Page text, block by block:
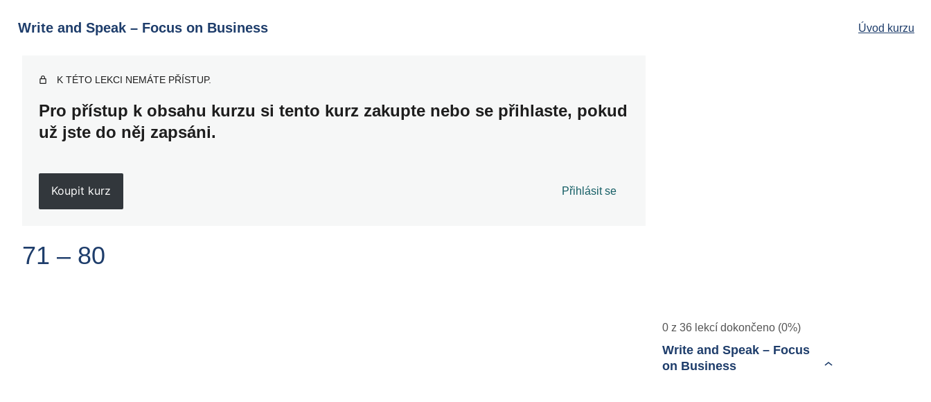
Write and Speak – Focus on Business Úvod kurzu
K TÉTO LEKCI NEMÁTE PŘÍSTUP.
Pro přístup k obsahu kurzu si tento kurz zakupte nebo se přihlaste, pokud
už jste do něj zapsáni.
Koupit kurz Přihlásit se
71 – 80
0 z 36 lekcí dokončeno (0%)
Write and Speak – Focus
on Business